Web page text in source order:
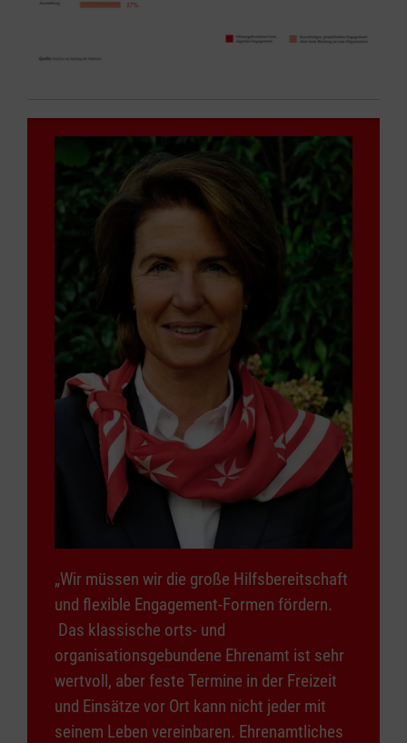
„Wir müssen wir die große Hilfsbereitschaft
und flexible Engagement-Formen fördern.
Das klassische orts- und
organisationsgebundene Ehrenamt ist sehr
wertvoll, aber feste Termine in der Freizeit
und Einsätze vor Ort kann nicht jeder mit
seinem Leben vereinbaren. Ehrenamtliches